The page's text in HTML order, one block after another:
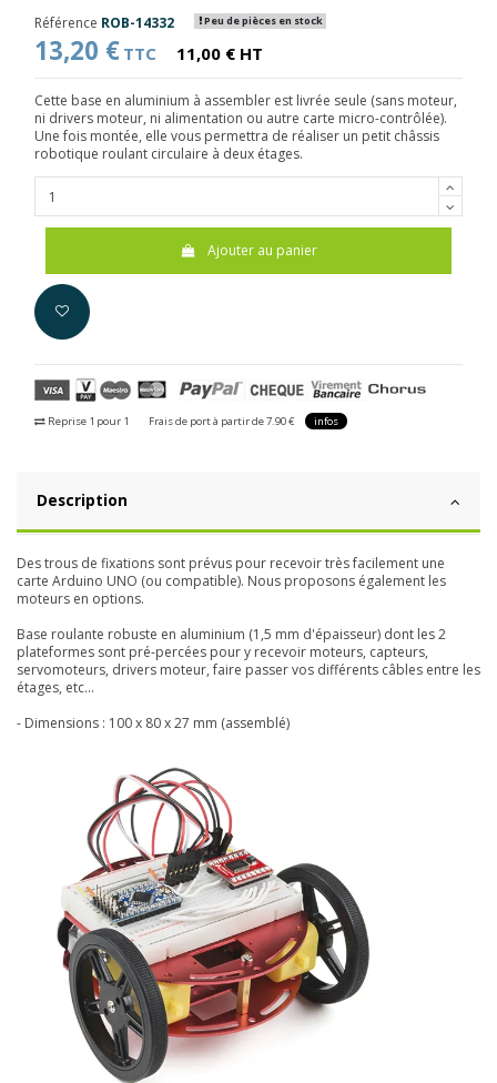
Référence ROB-14332 Peu de pièces en stock
13,20 € TTC 11,00 € HT
Cette base en aluminium à assembler est livrée seule (sans moteur,
ni drivers moteur, ni alimentation ou autre carte micro-contrôlée).
Une fois montée, elle vous permettra de réaliser un petit châssis
robotique roulant circulaire à deux étages.
Ajouter au panier
Reprise 1 pour 1 Frais de port à partir de 7.90 € infos
Description
Des trous de fixations sont prévus pour recevoir très facilement une
carte Arduino UNO (ou compatible). Nous proposons également les
moteurs en options.
Base roulante robuste en aluminium (1,5 mm d'épaisseur) dont les 2
plateformes sont pré-percées pour y recevoir moteurs, capteurs,
servomoteurs, drivers moteur, faire passer vos différents câbles entre les
étages, etc...
- Dimensions : 100 x 80 x 27 mm (assemblé)